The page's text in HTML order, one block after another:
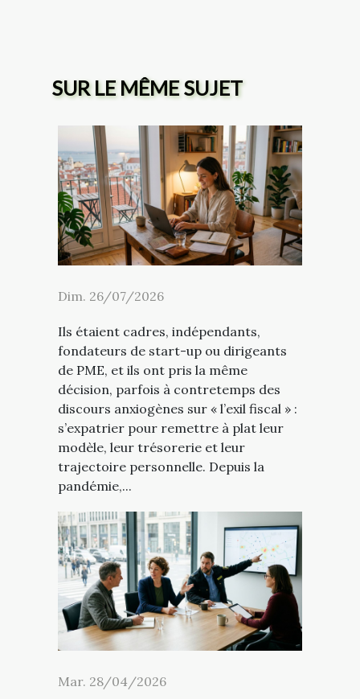
SUR LE MÊME SUJET
Dim. 26/07/2026
Ils étaient cadres, indépendants,
fondateurs de start-up ou dirigeants
de PME, et ils ont pris la même
décision, parfois à contretemps des
discours anxiogènes sur « l’exil fiscal » :
s’expatrier pour remettre à plat leur
modèle, leur trésorerie et leur
trajectoire personnelle. Depuis la
pandémie,...
Mar. 28/04/2026